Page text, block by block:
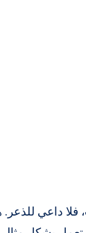
فلا داعي